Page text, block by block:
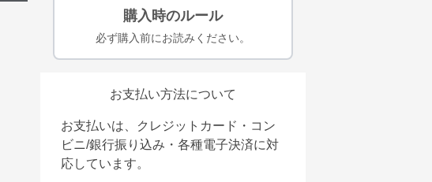
購入時のルール
必ず購入前にお読みください。
お支払い方法について
お支払いは、クレジットカード・コン
ビニ/銀行振り込み・各種電子決済に対
応しています。